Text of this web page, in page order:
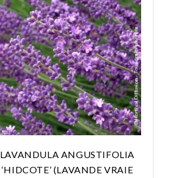
LAVANDULA ANGUSTIFOLIA
‘HIDCOTE’ (LAVANDE VRAIE